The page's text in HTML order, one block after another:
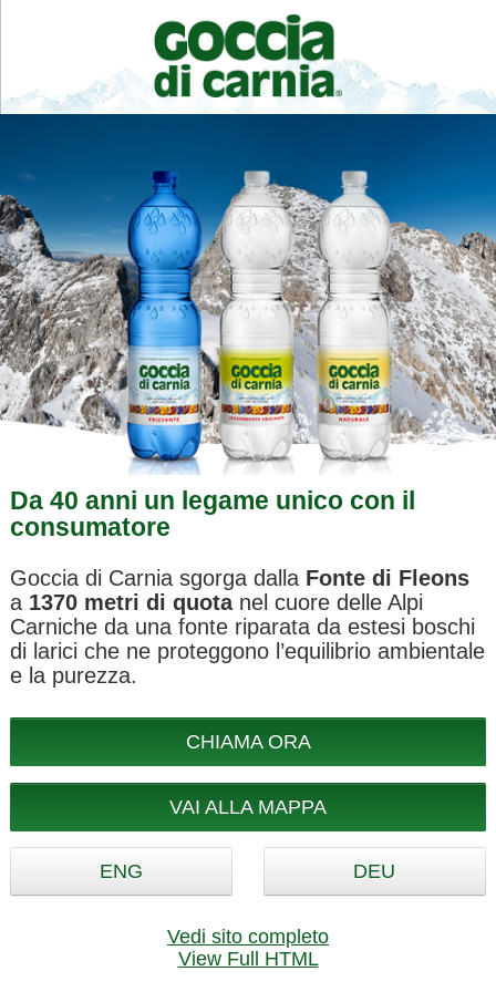
Da 40 anni un legame unico con il
consumatore
Goccia di Carnia sgorga dalla Fonte di Fleons
a 1370 metri di quotanel cuore delle Alpi
Carniche da una fonte riparata da estesi boschi
di larici che ne proteggono l’equilibrio ambientale
e la purezza.
CHIAMA ORA
VAI ALLA MAPPA
ENG DEU
Vedi sito completo
View Full HTML